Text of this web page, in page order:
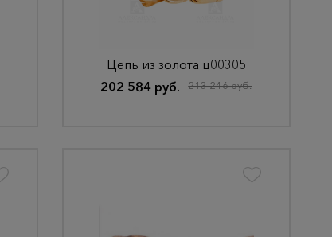
Цепь из золота ц00305
202 584 руб.
213 246 руб.